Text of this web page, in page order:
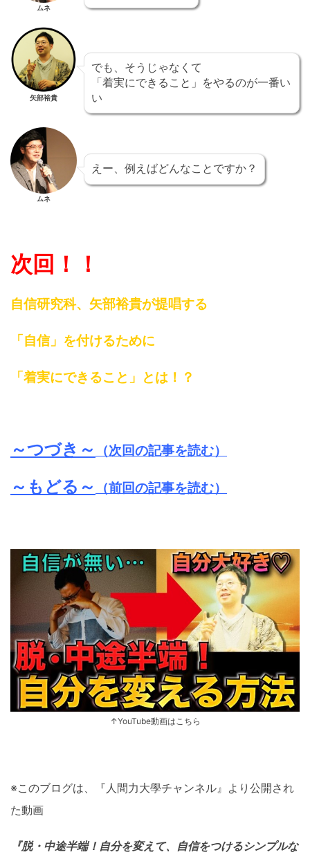
ムネ
矢部裕貴
でも、そうじゃなくて
「着実にできること」をやるのが一番い
い
ムネ
えー、例えばどんなことですか？
次回！！
自信研究科、矢部裕貴が提唱する
「自信」を付けるために
「着実にできること」とは！？
～つづき～ （次回の記事を読む）
～もどる～ （前回の記事を読む）
↑YouTube動画はこちら
※このブログは、『人間力大學チャンネル』より公開され
た動画
『脱・中途半端！自分を変えて、自信をつけるシンプルな